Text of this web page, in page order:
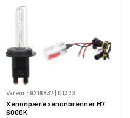
Varenr.: 9216837 01323
Xenonpære xenonbrenner H7
6000K